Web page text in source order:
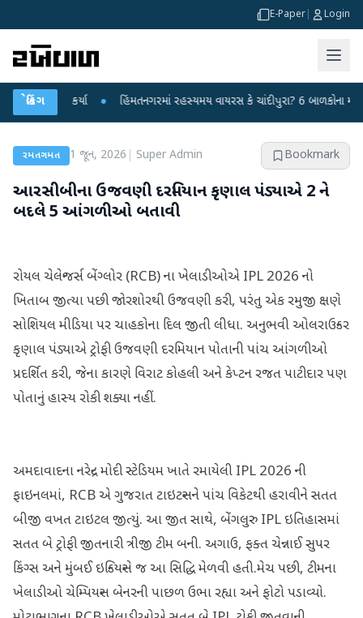
E-Paper Login
બ્રેકિંગ
કર્યા હિંમતનગરમાં રહસ્યમય વાયરસ કે ચાંદીપુરા? 6 બાળકોના મોતથી ફફડાટ
રમતગમત 1 જૂન, 2026 Super Admin Bookmark
આરસીબીના ઉજવણી દરમિયાન કૃણાલ પંડ્યાએ 2 ને
બદલે 5 આંગળીઓ બતાવી
રોયલ ચેલેન્જર્સ બેંગ્લોર (RCB) ના ખેલાડીઓએ IPL 2026 નો
ખિતાબ જીત્યા પછી જોરશોરથી ઉજવણી કરી, પરંતુ એક રમુજી ક્ષણે
સોશિયલ મીડિયા પર ચાહકોના દિલ જીતી લીધા. અનુભવી ઓલરાઉન્ડર
કૃણાલ પંડ્યાએ ટ્રોફી ઉજવણી દરમિયાન પોતાની પાંચ આંગળીઓ
પ્રદર્શિત કરી, જેના કારણે વિરાટ કોહલી અને કેપ્ટન રજત પાટીદાર પણ
પોતાનું હાસ્ય રોકી શક્યા નહીં.
અમદાવાદના નરેન્દ્ર મોદી સ્ટેડિયમ ખાતે રમાયેલી IPL 2026 ની
ફાઇનલમાં, RCB એ ગુજરાત ટાઇટન્સને પાંચ વિકેટથી હરાવીને સતત
બીજી વખત ટાઇટલ જીત્યું. આ જીત સાથે, બેંગલુરુ IPL ઇતિહાસમાં
સતત બે ટ્રોફી જીતનારી ત્રીજી ટીમ બની. અગાઉ, ફક્ત ચેન્નાઈ સુપર
કિંગ્સ અને મુંબઈ ઇન્ડિયન્સે જ આ સિદ્ધિ મેળવી હતી.મેચ પછી, ટીમના
ખેલાડીઓ ચેમ્પિયન્સ બેનરની પાછળ ઉભા રહ્યા અને ફોટો પડાવ્યો.